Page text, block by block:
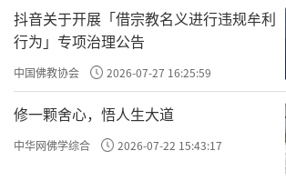
鹿野苑佛塔遗址
以前佛教的教育是：“一定
以上天享福，做坏事就会下地
相信地狱、怕下地狱，这样吓
再这样吓，科学家会说：“我
抖音关于开展「借宗教名义进行违规牟利
行为」专项治理公告
中国佛教协会 2026-07-27 16:25:59
修一颗舍心，悟人生大道
中华网佛学综合 2026-07-22 15:43:17